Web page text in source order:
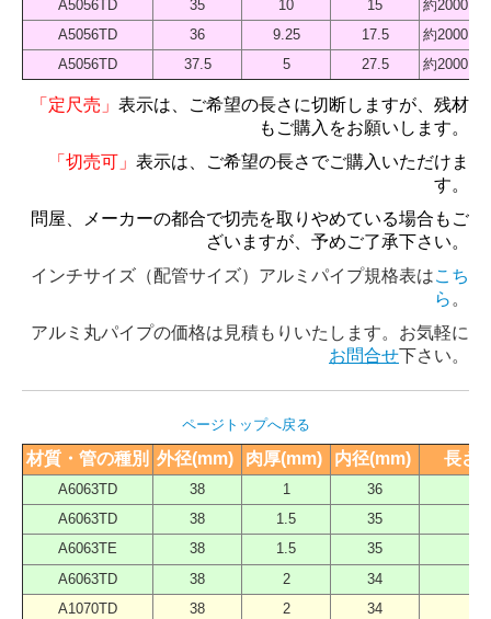
A5056TD
35 10 15
約2000 （
A5056TD
36 9.25 17.5
約2000 （
A5056TD
37.5 5 27.5 約2000 （
「定尺売」 表示は、ご希望の長さに切断しますが、残材
もご購入をお願いします。
「切売可」 表示は、ご希望の長さでご購入いただけま
す。
問屋、メーカーの都合で切売を取りやめている場合もご
ざいますが、予めご了承下さい。
インチサイズ（配管サイズ）アルミパイプ規格表はこち
ら。
アルミ丸パイプの価格は見積もりいたします。お気軽に
お問合せ下さい。
ページトップへ戻る
材質・管の種別 外径(mm) 肉厚(mm) 内径(mm) 長さ
A6063TD 38 1 36
A6063TD
38 1.5 35
A6063TE
38 1.5 35
A6063TD
38 2 34
A1070TD
38 2 34